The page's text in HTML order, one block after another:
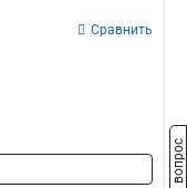
Сравнить